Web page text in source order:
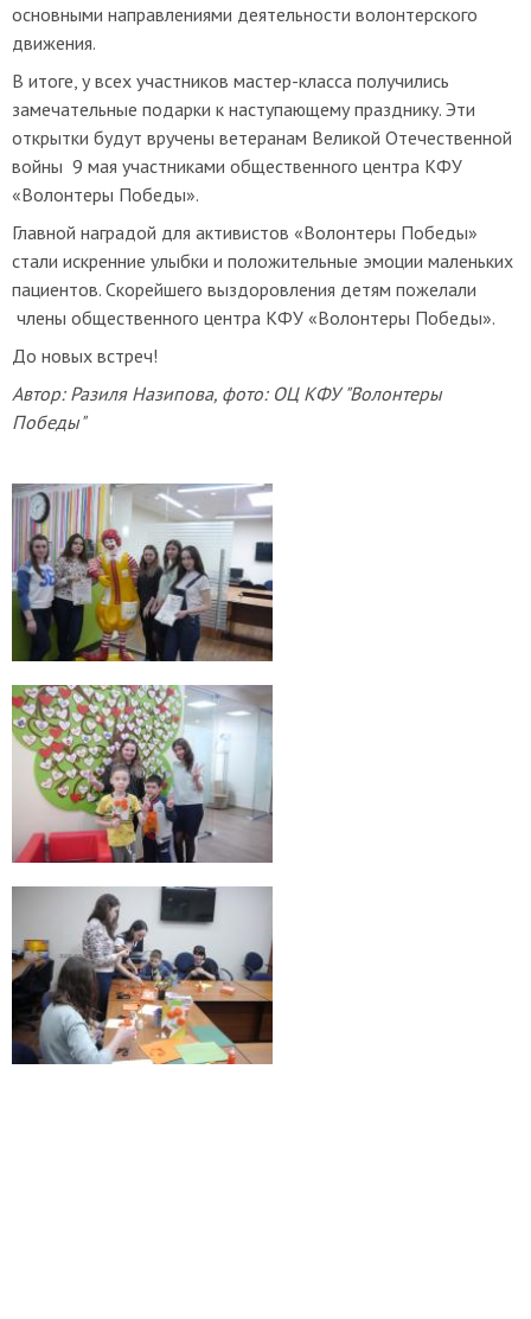
основными направлениями деятельности волонтерского
движения.
В итоге, у всех участников мастер-класса получились
замечательные подарки к наступающему празднику. Эти
открытки будут вручены ветеранам Великой Отечественной
войны 9 мая участниками общественного центра КФУ
«Волонтеры Победы».
Главной наградой для активистов «Волонтеры Победы»
стали искренние улыбки и положительные эмоции маленьких
пациентов. Скорейшего выздоровления детям пожелали
члены общественного центра КФУ «Волонтеры Победы».
До новых встреч!
Автор: Разиля Назипова, фото: ОЦ КФУ "Волонтеры
Победы"